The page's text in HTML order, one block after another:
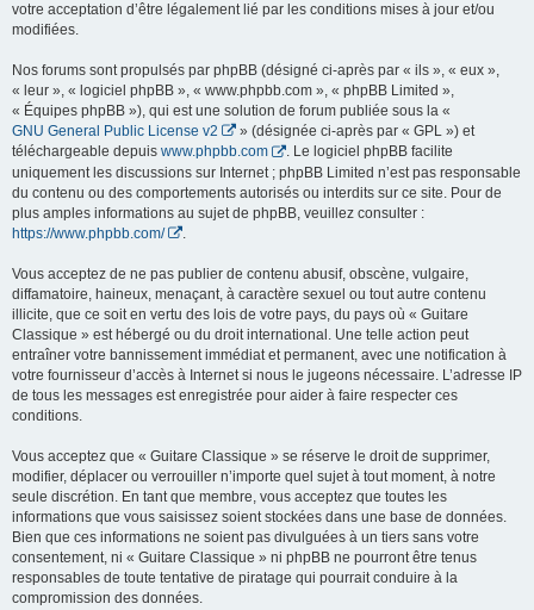
votre acceptation d’être légalement lié par les conditions mises à jour et/ou
modifiées.
Nos forums sont propulsés par phpBB (désigné ci-après par « ils », « eux »,
« leur », « logiciel phpBB », « www.phpbb.com », « phpBB Limited »,
« Équipes phpBB »), qui est une solution de forum publiée sous la «
GNU General Public License v2
» (désignée ci-après par « GPL ») et
téléchargeable depuis www.phpbb.com
. Le logiciel phpBB facilite
uniquement les discussions sur Internet ; phpBB Limited n’est pas responsable
du contenu ou des comportements autorisés ou interdits sur ce site. Pour de
plus amples informations au sujet de phpBB, veuillez consulter :
https://www.phpbb.com/
Vous acceptez de ne pas publier de contenu abusif, obscène, vulgaire,
diffamatoire, haineux, menaçant, à caractère sexuel ou tout autre contenu
illicite, que ce soit en vertu des lois de votre pays, du pays où « Guitare
Classique » est hébergé ou du droit international. Une telle action peut
entraîner votre bannissement immédiat et permanent, avec une notification à
votre fournisseur d’accès à Internet si nous le jugeons nécessaire. L’adresse IP
de tous les messages est enregistrée pour aider à faire respecter ces
conditions.
Vous acceptez que « Guitare Classique » se réserve le droit de supprimer,
modifier, déplacer ou verrouiller n’importe quel sujet à tout moment, à notre
seule discrétion. En tant que membre, vous acceptez que toutes les
informations que vous saisissez soient stockées dans une base de données.
Bien que ces informations ne soient pas divulguées à un tiers sans votre
consentement, ni « Guitare Classique » ni phpBB ne pourront être tenus
responsables de toute tentative de piratage qui pourrait conduire à la
compromission des données.